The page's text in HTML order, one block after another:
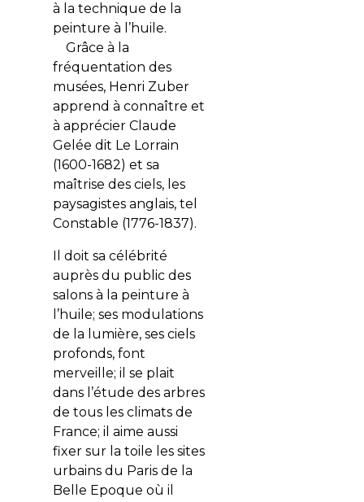
à la technique de la
peinture à l’huile.
Grâce à la
fréquentation des
musées, Henri Zuber
apprend à connaître et
à apprécier Claude
Gelée dit Le Lorrain
(1600-1682) et sa
maîtrise des ciels, les
paysagistes anglais, tel
Constable (1776-1837).
Il doit sa célébrité
auprès du public des
salons à la peinture à
l’huile; ses modulations
de la lumière, ses ciels
profonds, font
merveille; il se plait
dans l’étude des arbres
de tous les climats de
France; il aime aussi
fixer sur la toile les sites
urbains du Paris de la
Belle Epoque où il